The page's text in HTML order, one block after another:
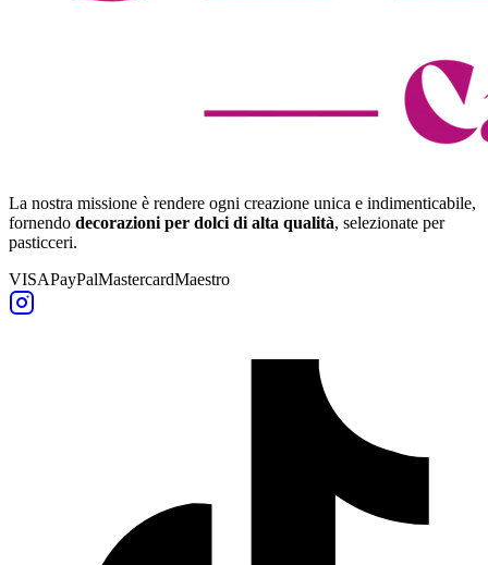
La nostra missione è rendere ogni creazione unica e indimenticabile,
fornendo decorazioni per dolci di alta qualità, selezionate per
pasticceri.
VISAPayPalMastercardMaestro